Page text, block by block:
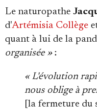
Le naturopathe
d'Artémisia Collège
quant à lui de la
organisée »:
« L'évolution
nous oblige à
[la fermeture